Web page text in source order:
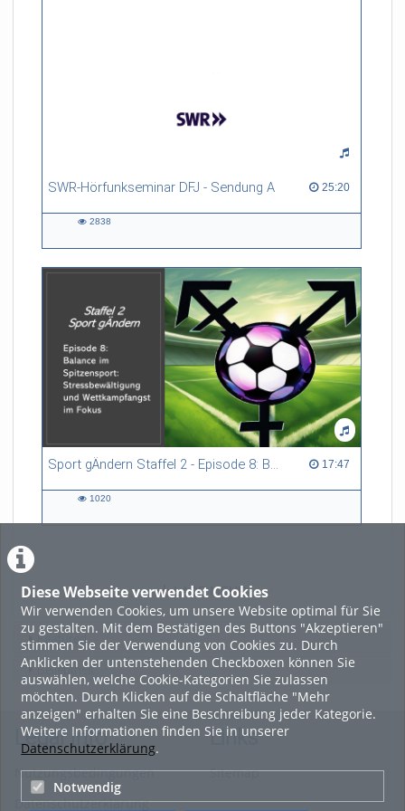
Diese Webseite verwendet Cookies
Wir verwenden Cookies, um unsere Website optimal für Sie
zu gestalten. Mit dem Bestätigen des Buttons "Akzeptieren"
stimmen Sie der Verwendung von Cookies zu. Durch
Anklicken der untenstehenden Checkboxen können Sie
auswählen, welche Cookie-Kategorien Sie zulassen
möchten. Durch Klicken auf die Schaltfläche "Mehr
anzeigen" erhalten Sie eine Beschreibung jeder Kategorie.
Weitere Informationen finden Sie in unserer
Datenschutzerklärung.
Notwendig
SWR-Hörfunkseminar DFJ - Sendung A 25:20
25:20 duration
2838
Sport gÄndern Staffel 2 - Episode 8: Balance im Spitzensport: Stressbewältigung und Wettkampfangst im Fokus 17:47
17:47 duration
1020
LADE MEHR
Featured
Beliebtheit
Legal Info
Nutzungsbedingungen
Datenschutzerklärung
Links
Sitemap